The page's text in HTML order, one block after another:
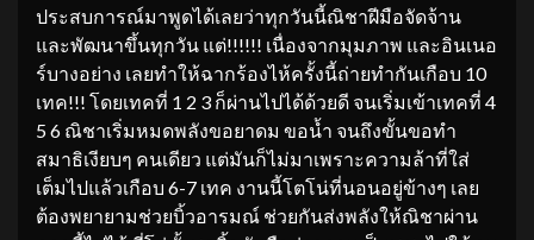
ประสบการณ์มาพูดได้เลยว่าทุกวันนี้ณิชาฝีมือจัดจ้าน
และพัฒนาขึ้นทุกวัน แต่!!!!!! เนื่องจากมุมภาพ และอินเนอ
ร์บางอย่าง เลยทำให้ฉากร้องไห้ครั้งนี้ถ่ายทำกันเกือบ 10
เทค!!! โดยเทคที่ 1 2 3 ก็ผ่านไปได้ด้วยดี จนเริ่มเข้าเทคที่ 4
5 6 ณิชาเริ่มหมดพลังขอยาดม ขอน้ำ จนถึงขั้นขอทำ
สมาธิเงียบๆ คนเดียว แต่มันก็ไม่มาเพราะความล้าที่ใส่
เต็มไปแล้วเกือบ 6-7 เทค งานนี้โตโน่ที่นอนอยู่ข้างๆ เลย
ต้องพยายามช่วยบิ้วอารมณ์ ช่วยกันส่งพลังให้ณิชาผ่าน